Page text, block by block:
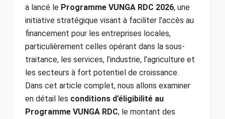
a lancé le Programme VUNGA RDC 2026, une
initiative stratégique visant à faciliter l’accès au
financement pour les entreprises locales,
particulièrement celles opérant dans la sous-
traitance, les services, l’industrie, l’agriculture et
les secteurs à fort potentiel de croissance.
Dans cet article complet, nous allons examiner
en détail les conditions d’éligibilité au
Programme VUNGA RDC, le montant des